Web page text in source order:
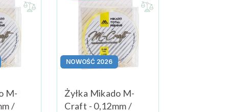
M-
/
NOWOŚĆ 2026
Żyłka Mikado M-
Craft - 0,12mm /